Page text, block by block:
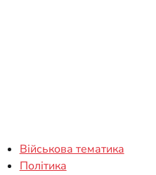
Військова тематика
Політика